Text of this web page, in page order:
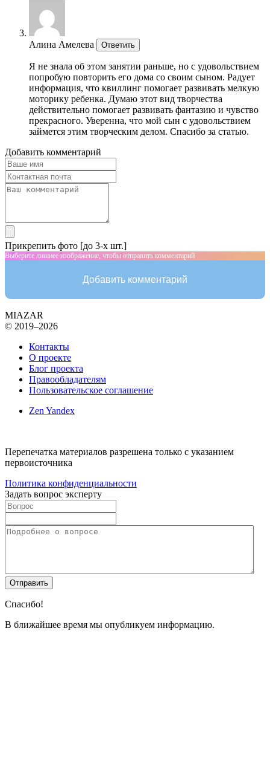
Алина Амелева Ответить
Я не знала об этом занятии раньше, но с удовольствием
попробую повторить его дома со своим сыном. Радует
информация, что квиллинг помогает развивать мелкую
моторику ребенка. Думаю этот вид творчества
действительно помогает развивать фантазию и чувство
прекрасного. Уверенна, что мой сын с удовольствием
займется этим творческим делом. Спасибо за статью.
Добавить комментарий
Прикрепить фото [до 3-х шт.]
Выберите лишнее изображение, чтобы отправить комментарий
Добавить комментарий
MIAZAR
© 2019–2026
Контакты
О проекте
Блог проекта
Правообладателям
Пользовательское соглашение
Zen Yandex
Перепечатка материалов разрешена только с указанием
первоисточника
Политика конфиденциальности
Задать вопрос эксперту
Спасибо!
В ближайшее время мы опубликуем информацию.